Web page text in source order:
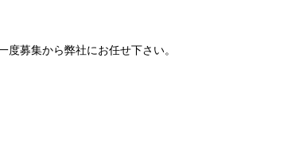
度募集から弊社にお任せ下さい。